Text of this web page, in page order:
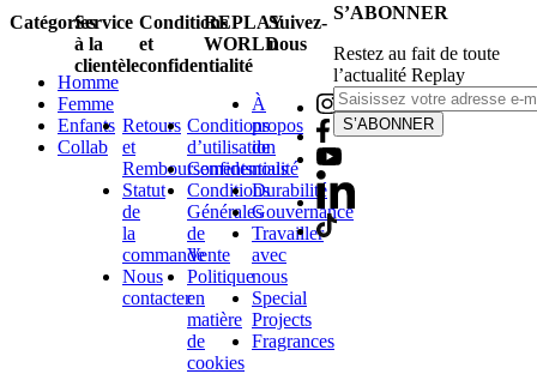
Catégories
Homme
Femme
Enfants
Collab
Service
à la
clientèle
Retours
et
Remboursements
Statut
de
la
commande
Nous
contacter
Conditions
et
confidentialité
Conditions
d’utilisation
Confidentialité
Conditions
Générales
de
Vente
Politique
en
matière
de
cookies
REPLAY
WORLD
À
propos
de
nous
Durabilité
Gouvernance
Travailler
avec
nous
Special
Projects
Fragrances
Suivez-
nous
S’ABONNER
Restez au fait de toute
l’actualité Replay
S’ABONNER